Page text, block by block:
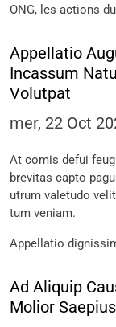
ONG, les actions
Appellatio
Incassum
Volutpat
mer, 22 Oct
At comis defui
brevitas capto
utrum valetudo
tum veniam.
Appellatio
Ad Aliquip
Molior